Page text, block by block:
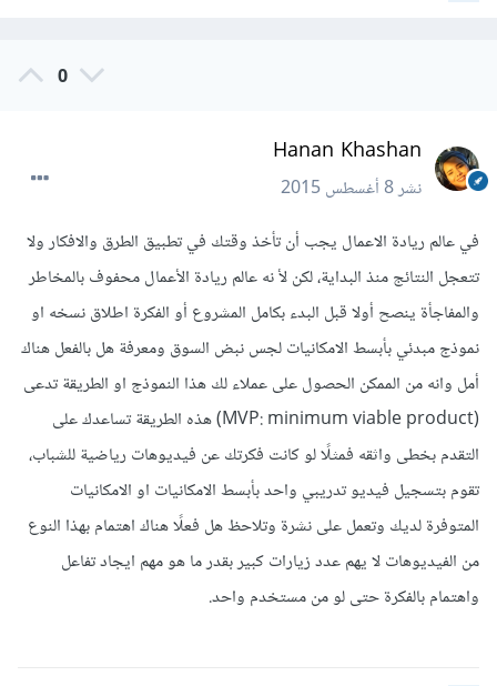
0
Hanan Khashan
نشر8 أغسطس 2015
في عالم ريادة الاعمال يجب أن تأخذ وقتك في تطبيق الطرق والافكار ولا
تتعجل النتائج منذ البداية، لكن لأ نه عالم ريادة الأعمال محفوف بالمخاطر
والمفاجأة ينصح أولا قبل البدء بكامل المشروع أو الفكرة اطلاق نسخه او
نموذج مبدئي بأبسط الامكانيات لجس نبض السوق ومعرفة هل بالفعل هناك
أمل وانه من الممكن الحصول على عملاء لك هذا النموذج او الطريقة تدعى
(MVP: minimum viable product) هذه الطريقة تساعدك على
التقدم بخطى واثقه فمثلًا لو كانت فكرتك عن فيديوهات رياضية للشباب،
تقوم بتسجيل فيديو تدريبي واحد بأبسط الامكانيات او الامكانيات
المتوفرة لديك وتعمل على نشرة وتلاحظ هل فعلًا هناك اهتمام بهذا النوع
من الفيديوهات لا يهم عدد زيارات كبير بقدر ما هو مهم ايجاد تفاعل
واهتمام بالفكرة حتى لو من مستخدم واحد.